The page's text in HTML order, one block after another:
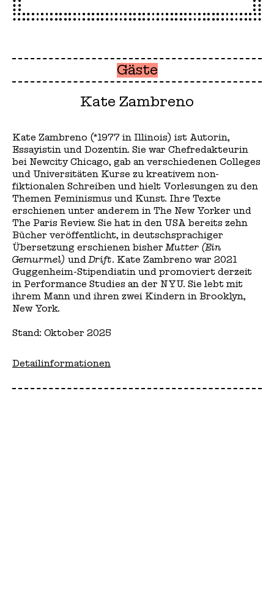
Gäste
Kate Zambreno
Kate Zambreno (*1977 in Illinois) ist Autorin,
Essayistin und Dozentin. Sie war Chefredakteurin
bei Newcity Chicago, gab an verschiedenen Colleges
und Universitäten Kurse zu kreativem non-
fiktionalen Schreiben und hielt Vorlesungen zu den
Themen Feminismus und Kunst. Ihre Texte
erschienen unter anderem in The New Yorker und
The Paris Review. Sie hat in den USA bereits zehn
Bücher veröffentlicht, in deutschsprachiger
Übersetzung erschienen bisher Mutter (Ein
Gemurmel) und Drift. Kate Zambreno war 2021
Guggenheim-Stipendiatin und promoviert derzeit
in Performance Studies an der NYU. Sie lebt mit
ihrem Mann und ihren zwei Kindern in Brooklyn,
New York.
Stand: Oktober 2025
Detailinformationen